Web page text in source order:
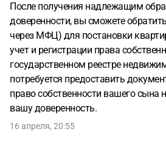
После получения надлежащим
доверенности, вы сможете
через МФЦ) для постановки
учет и регистрации права
государственном реестре
потребуется предоставить
право собственности вашего сына
вашу доверенность.
16 апреля, 20:55